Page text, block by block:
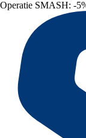
Operatie SMASH: -